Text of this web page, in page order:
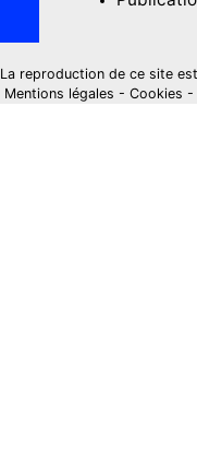
La reproduction de ce site
Mentions légales - Cookies -